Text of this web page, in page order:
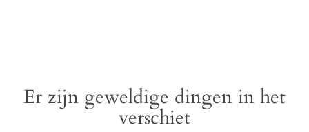
Er zijn geweldige dingen in het
verschiet